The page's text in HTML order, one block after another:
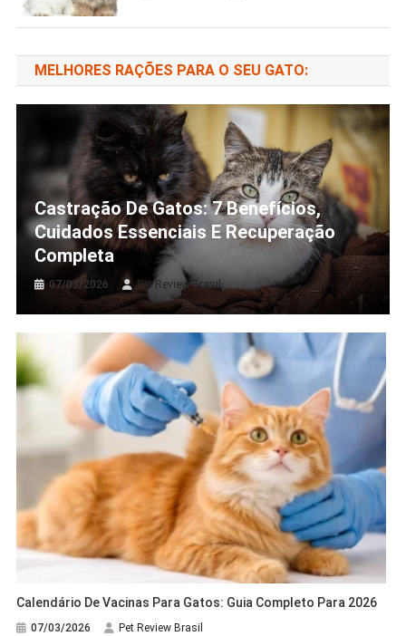
MELHORES RAÇÕES PARA O SEU GATO:
Castração De Gatos: 7 Benefícios,
Cuidados Essenciais E Recuperação
Completa
07/03/2026 Pet Review Brasil
Calendário De Vacinas Para Gatos: Guia Completo Para 2026
07/03/2026 Pet Review Brasil